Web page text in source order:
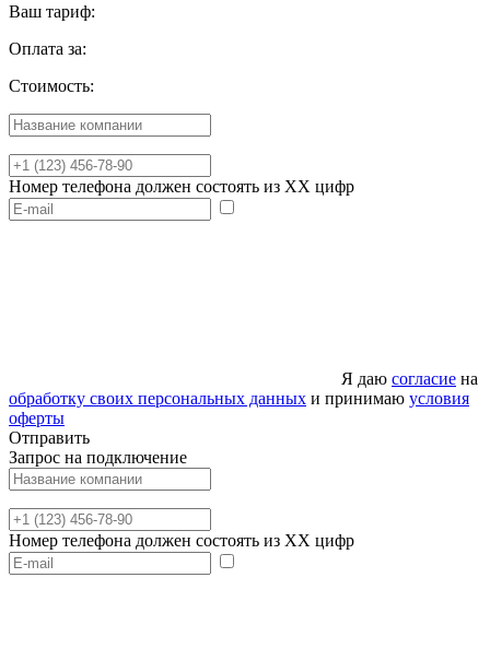
Ваш тариф:
Оплата за:
Стоимость:
Номер телефона должен состоять из XX цифр
Я даю согласие на
обработку своих персональных данных и принимаю условия
оферты
Отправить
Запрос на подключение
Номер телефона должен состоять из XX цифр